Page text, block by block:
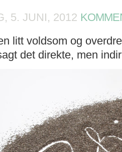
5. JUNI, 2012
litt voldsom og
det direkte, men